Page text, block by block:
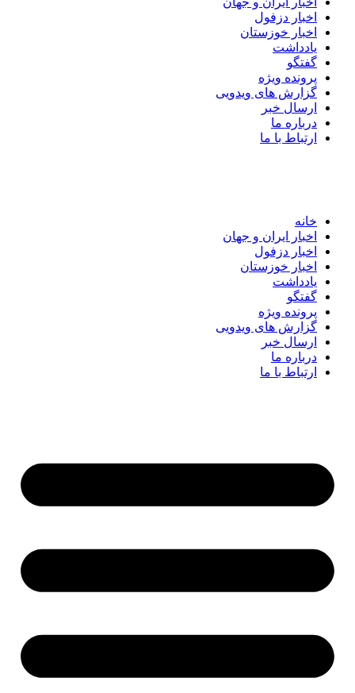
اخبار دزفول
اخبار خوزستان
یادداشت
گفتگو
پرونده ویژه
گزارش های ویدویی
ارسال خبر
درباره ما
ارتباط با ما
خانه
اخبار ایران و جهان
اخبار دزفول
اخبار خوزستان
یادداشت
گفتگو
پرونده ویژه
گزارش های ویدویی
ارسال خبر
درباره ما
ارتباط با ما